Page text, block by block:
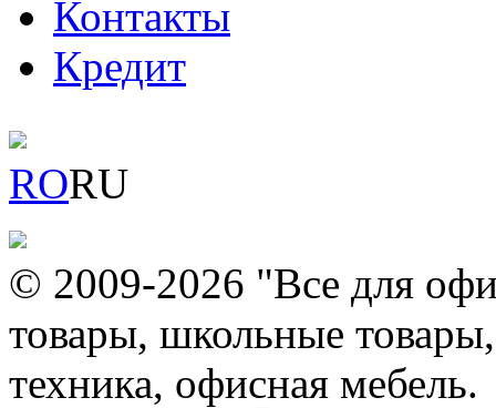
Контакты
Кредит
RORU
© 2009-2026 "Все для
товары, школьные
техника, офисная мебель.